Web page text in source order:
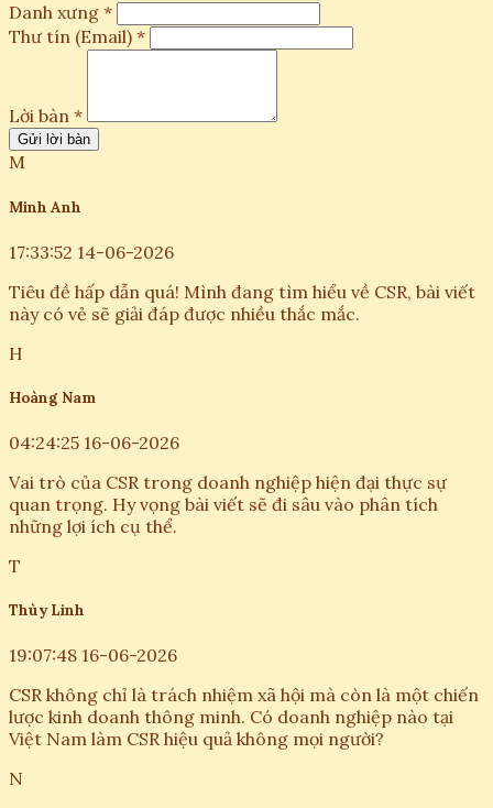
Danh xưng *
Thư tín (Email) *
Lời bàn *
Gửi lời bàn
M
Minh Anh
17:33:52 14-06-2026
Tiêu đề hấp dẫn quá! Mình đang tìm hiểu về CSR, bài viết
này có vẻ sẽ giải đáp được nhiều thắc mắc.
H
Hoàng Nam
04:24:25 16-06-2026
Vai trò của CSR trong doanh nghiệp hiện đại thực sự
quan trọng. Hy vọng bài viết sẽ đi sâu vào phân tích
những lợi ích cụ thể.
T
Thùy Linh
19:07:48 16-06-2026
CSR không chỉ là trách nhiệm xã hội mà còn là một chiến
lược kinh doanh thông minh. Có doanh nghiệp nào tại
Việt Nam làm CSR hiệu quả không mọi người?
N